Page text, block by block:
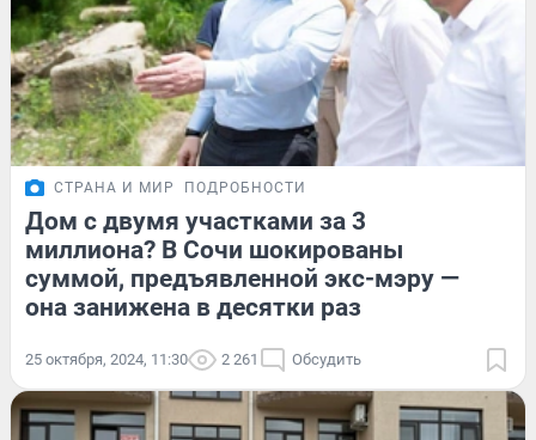
СТРАНА И МИР ПОДРОБНОСТИ
Дом с двумя участками за 3
миллиона? В Сочи шокированы
суммой, предъявленной экс-мэру —
она занижена в десятки раз
25 октября, 2024, 11:30 2 261 Обсудить